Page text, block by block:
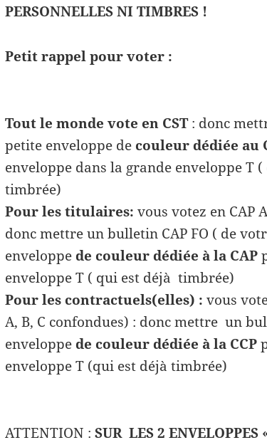
PERSONNELLES NI TIMBRES !
Petit rappel pour voter :
Tout le monde vote en CST: donc
petite enveloppe de couleur dédiée au
enveloppe dans la grande enveloppe T
timbrée)
Pour les titulaires:vous votez en CAP
donc mettre un bulletin CAP FO ( de
enveloppe de couleur dédiée à la CAP
enveloppe T ( qui est déjà timbrée)
Pour les contractuels(elles) :vous
A, B, C confondues) : donc mettre un
enveloppe de couleur dédiée à la CCP
enveloppe T (qui est déjà timbrée)
ATTENTION :SUR LES 2 ENVELOPPES